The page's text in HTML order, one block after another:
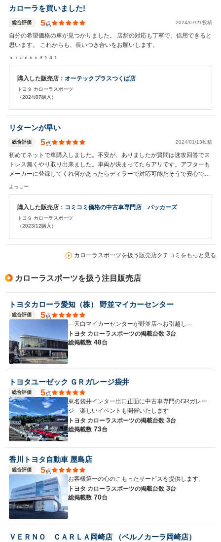
カローラを買いました!
総合評価 5点 2024/07/21投稿
自分の希望価格の車が見つかりました。 店舗の対応も丁寧で、信用できると
思います。 これからも、長いつき合いをお願いします。
ｘｉａｃｕｎ３１４１
購入した販売店： オーテックプラスつくば店
トヨタ カローラスポーツ
（2024/07購入）
リターンが早い
総合評価 5点 2024/01/13投稿
初めてネットで車購入しました。不安が、ありましたが質問は速攻回答でス
トレス無くやり取り出来ました。車両が決まってたらアリです。アフターも
メーカーに登録してくれ何かあったらディラーで対応可能だそうで安心で
す。 新古車狙いならおすすめです。
よっしー
購入した販売店： コミコミ価格の中古車専門店 パッカーズ
トヨタ カローラスポーツ
（2023/12購入）
カローラスポーツを扱う販売店クチコミをもっと見る
カローラスポーツを扱う注目販売店
トヨタカローラ愛知（株） 野並マイカーセンター
総合評価 5点
―天白マイカーセンターが野並店へお引越し―
トヨタ カローラスポーツの掲載台数 3台
総掲載数 48台
トヨタユーゼック ＧＲガレージ袋井
総合評価 5点
東名袋井インター出口正面に中古車専門のGRガレー
ジ 楽しいイベントも開催いたします
トヨタ カローラスポーツの掲載台数 3台
総掲載数 73台
香川トヨタ自動車 屋島店
総合評価 5点
お客様第一の心のこもったサービスを提供します。
トヨタ カローラスポーツの掲載台数 3台
総掲載数 70台
ＶＥＲＮＯ ＣＡＲＬＡ岡崎店 （ベルノカーラ岡崎店）